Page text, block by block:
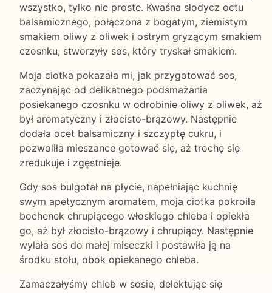
wszystko, tylko nie proste. Kwaśna słodycz octu
balsamicznego, połączona z bogatym, ziemistym
smakiem oliwy z oliwek i ostrym gryzącym smakiem
czosnku, stworzyły sos, który tryskał smakiem.
Moja ciotka pokazała mi, jak przygotować sos,
zaczynając od delikatnego podsmażania
posiekanego czosnku w odrobinie oliwy z oliwek, aż
był aromatyczny i złocisto-brązowy. Następnie
dodała ocet balsamiczny i szczyptę cukru, i
pozwoliła mieszance gotować się, aż trochę się
zredukuje i zgęstnieje.
Gdy sos bulgotał na płycie, napełniając kuchnię
swym apetycznym aromatem, moja ciotka pokroiła
bochenek chrupiącego włoskiego chleba i opiekła
go, aż był złocisto-brązowy i chrupiący. Następnie
wylała sos do małej miseczki i postawiła ją na
środku stołu, obok opiekanego chleba.
Zamaczałyśmy chleb w sosie, delektując się